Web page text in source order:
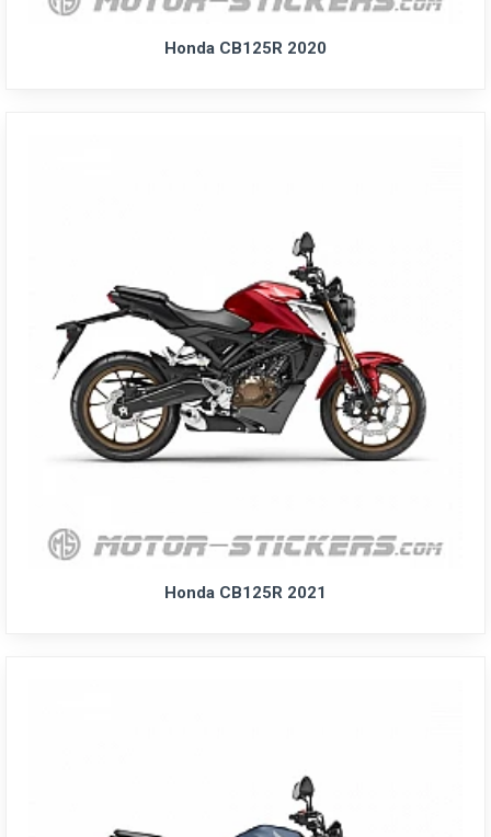
Honda CB125R 2020
Honda CB125R 2021